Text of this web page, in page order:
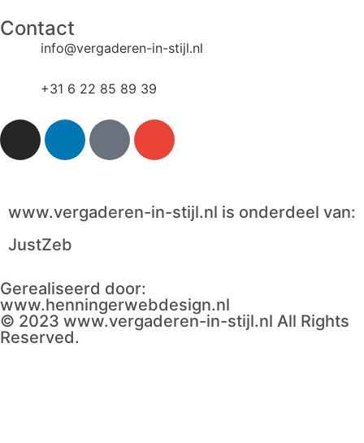
Contact
info@vergaderen-in-stijl.nl​
+31 6 22 85 89 39​
www.vergaderen-in-stijl.nl is onderdeel van:
JustZeb
Gerealiseerd door:
www.henningerwebdesign.nl
© 2023 www.vergaderen-in-stijl.nl All Rights
Reserved.